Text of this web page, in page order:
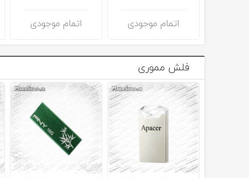
اتمام موجودی اتمام موجودی
فلش مموری